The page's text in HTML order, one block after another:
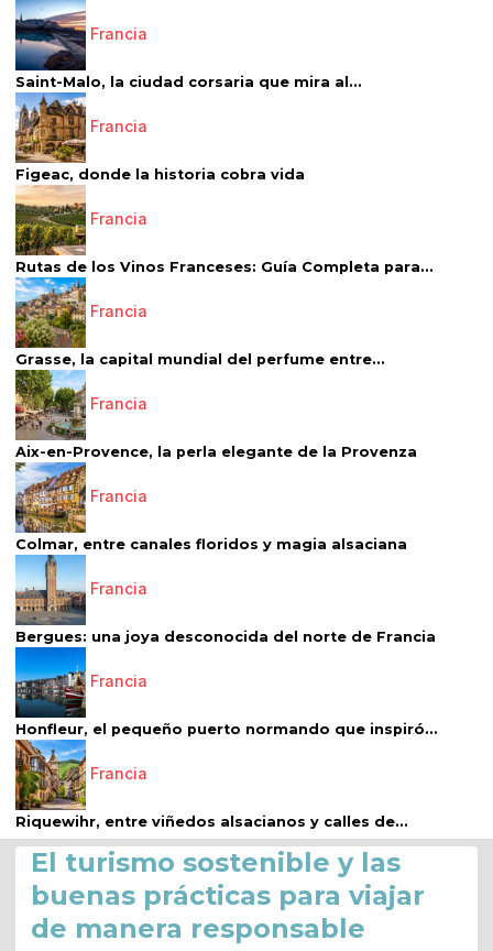
Francia
Saint-Malo, la ciudad corsaria que mira al...
Francia
Figeac, donde la historia cobra vida
Francia
Rutas de los Vinos Franceses: Guía Completa para...
Francia
Grasse, la capital mundial del perfume entre...
Francia
Aix-en-Provence, la perla elegante de la Provenza
Francia
Colmar, entre canales floridos y magia alsaciana
Francia
Bergues: una joya desconocida del norte de Francia
Francia
Honfleur, el pequeño puerto normando que inspiró...
Francia
Riquewihr, entre viñedos alsacianos y calles de...
El turismo sostenible y las
buenas prácticas para viajar
de manera responsable